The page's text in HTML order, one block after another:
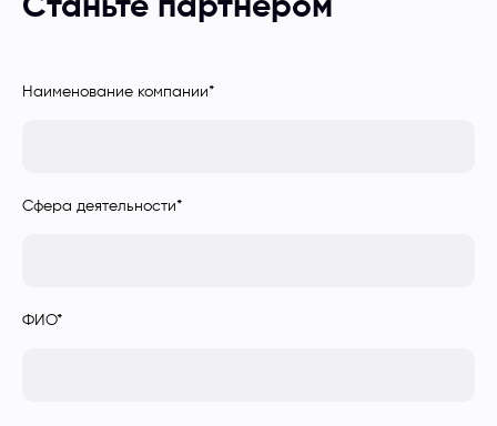
Станьте партнёром
Наименование компании*
Сфера деятельности*
ФИО*